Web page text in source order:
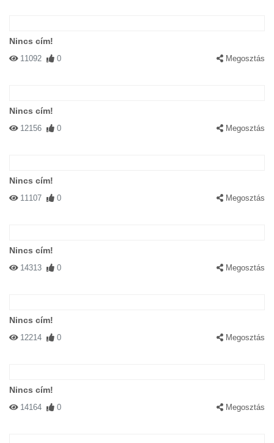
Nincs cím!
11092 0 Megosztás
Nincs cím!
12156 0 Megosztás
Nincs cím!
11107 0 Megosztás
Nincs cím!
14313 0 Megosztás
Nincs cím!
12214 0 Megosztás
Nincs cím!
14164 0 Megosztás